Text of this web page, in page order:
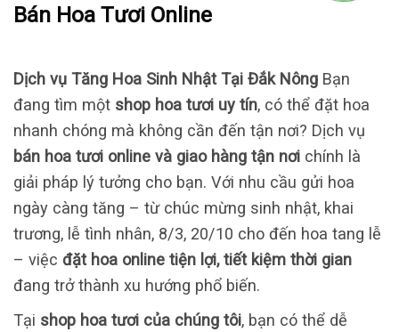
Bán Hoa Tươi Online
Dịch vụ Tăng Hoa Sinh Nhật Tại Đắk Nông Bạn
đang tìm một shop hoa tươi uy tín, có thể đặt hoa
nhanh chóng mà không cần đến tận nơi? Dịch vụ
bán hoa tươi online và giao hàng tận nơi chính là
giải pháp lý tưởng cho bạn. Với nhu cầu gửi hoa
ngày càng tăng – từ chúc mừng sinh nhật, khai
trương, lễ tình nhân, 8/3, 20/10 cho đến hoa tang lễ
– việc đặt hoa online tiện lợi, tiết kiệm thời gian
đang trở thành xu hướng phổ biến.
Tại shop hoa tươi của chúng tôi, bạn có thể dễ